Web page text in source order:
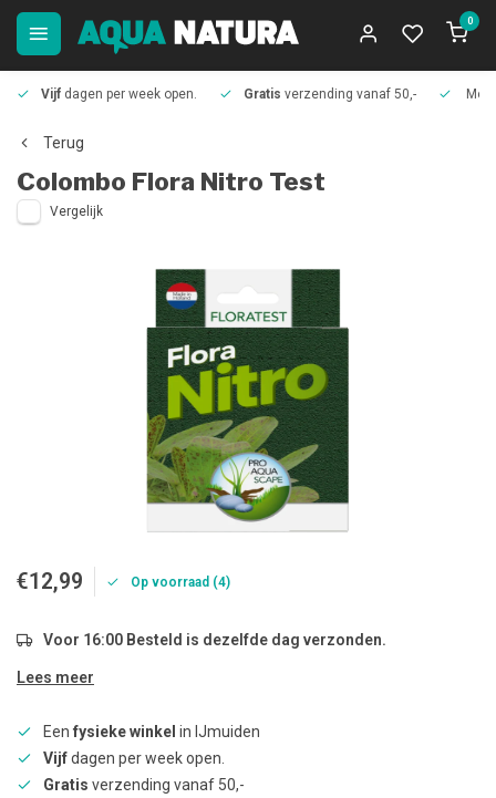
0
Vijf dagen per week open. Gratis verzending vanaf 50,-
Terug
Colombo Flora Nitro Test
Vergelijk
€12,99 Op voorraad (4)
Voor 16:00 Besteld is dezelfde dag verzonden.
Lees meer
Een fysieke winkel in IJmuiden
Vijfdagen per week open.
Gratis verzending vanaf 50,-